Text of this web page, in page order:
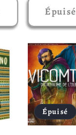
Épuisé
Épuisé